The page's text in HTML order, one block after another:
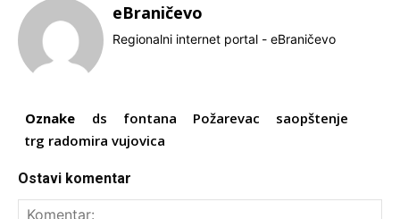
eBraničevo
Regionalni internet portal - eBraničevo
Oznake ds fontana Požarevac
saopštenje
trg radomira vujovica
Ostavi komentar